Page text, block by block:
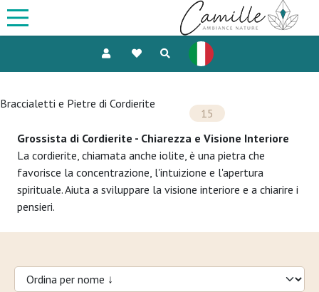
Braccialetti e Pietre di Cordierite
15
Grossista di Cordierite - Chiarezza e Visione Interiore
La cordierite, chiamata anche iolite, è una pietra che
favorisce la concentrazione, l'intuizione e l'apertura
spirituale. Aiuta a sviluppare la visione interiore e a chiarire i
pensieri.